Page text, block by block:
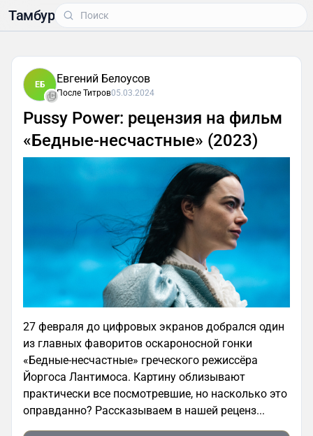
Тамбур
ЕБ Евгений Белоусов
После Титров05.03.2024
Pussy Power: рецензия на фильм
«Бедные-несчастные» (2023)
27 февраля до цифровых экранов добрался один
из главных фаворитов оскароносной гонки
«Бедные-несчастные» греческого режиссёра
Йоргоса Лантимоса. Картину облизывают
практически все посмотревшие, но насколько это
оправданно? Рассказываем в нашей реценз...